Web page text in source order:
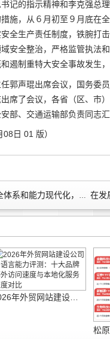
记的指示精神和李克强总
施，从６月初至９月底在
全生产责任制度，铁腕打
安全整治，严格监管执法
遏制重特大安全事故发生
郭声琨出席会议，国务委
席了会议，各省（区、市
部、交通运输部负责同志
日 01 版）
« 习近平强调，推进国家安全体系和能力现代化，坚决维护国家安全和社会稳定
2026年外贸网站建设公司多语言能力评测：十大品牌海外访问速度与本地化服务深度对比